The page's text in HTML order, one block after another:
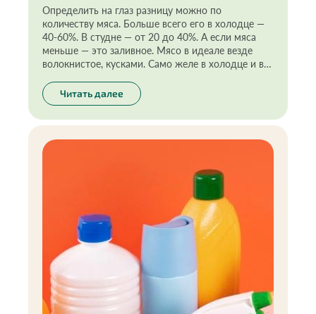
Определить на глаз разницу можно по
количеству мяса. Больше всего его в холодце —
40-60%. В студне — от 20 до 40%. А если мяса
меньше — это заливное. Мясо в идеале везде
волокнистое, кусками. Само желе в холодце и в
составе не должно быть сахара и усилителей
вкуса.
Читать далее